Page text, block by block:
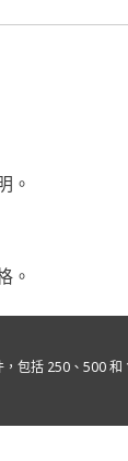
。
。
包括 250、500 和